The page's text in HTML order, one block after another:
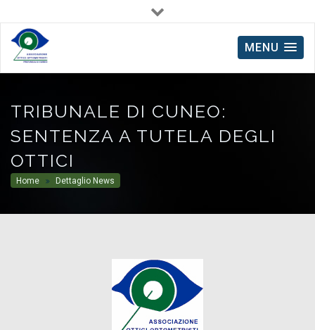
Via Avogadro, 32 - 12100 Cuneo
MENU
TRIBUNALE DI CUNEO:
SENTENZA A TUTELA DEGLI
OTTICI
Home Dettaglio News